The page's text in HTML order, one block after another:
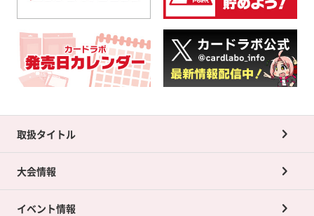
取扱タイトル
大会情報
イベント情報